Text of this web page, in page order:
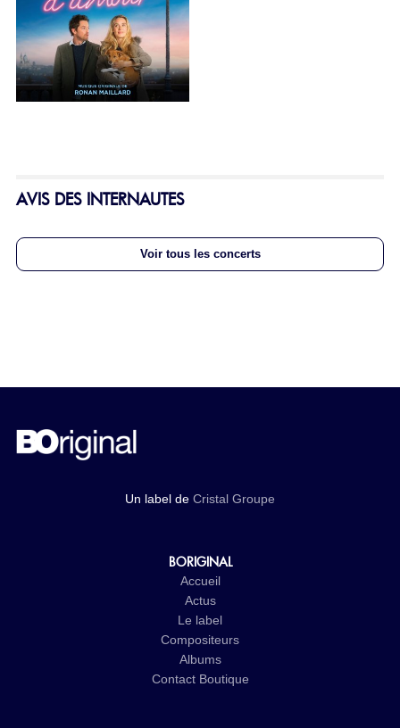
AVIS DES INTERNAUTES
Voir tous les concerts
Un label de Cristal Groupe
BORIGINAL
Accueil
Actus
Le label
Compositeurs
Albums
Contact Boutique